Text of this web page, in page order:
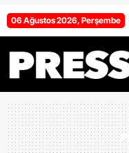
06 Ağustos 2026, Perşembe